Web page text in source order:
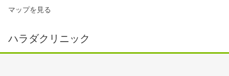
マップを見る
ハラダクリニック